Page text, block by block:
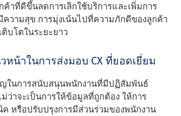
ค้าที่ดีขึ้นลดการเลิกใช้บริการและเพิ่มการ
ความสุข การมุ่งเน้นไปที่ความภักดีของลูกค้า
บโตในระยะยาว
น้าในการส่งมอบ CX ที่ยอดเยี่ยม
ญในการสนับสนุนพนักงานที่มีปฏิสัมพันธ์
ว่าจะเป็นการให้ข้อมูลที่ถูกต้อง ให้การ
หรือปรับปรุงการมีส่วนร่วมของพนักงาน